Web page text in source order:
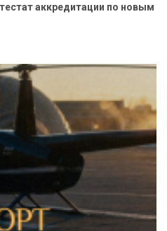
аккредитации по новым